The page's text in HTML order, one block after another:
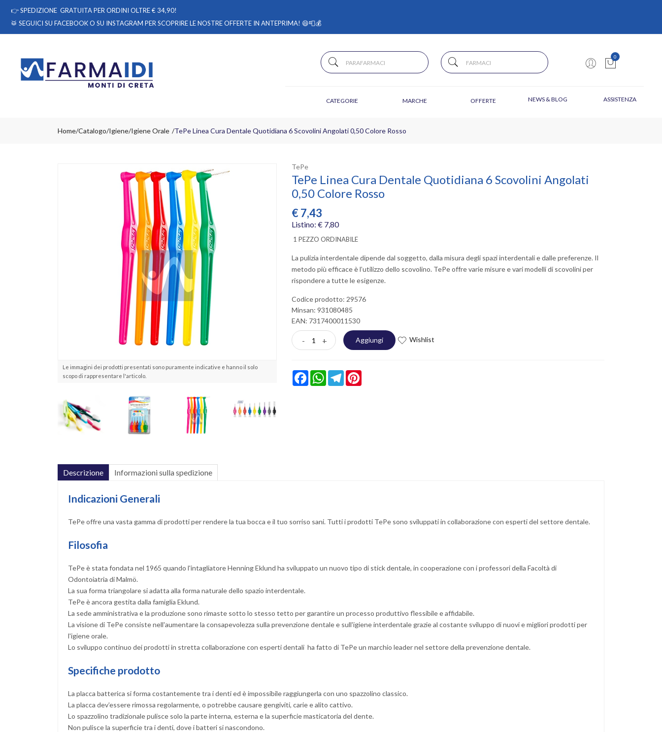
👉SPEDIZIONE GRATUITA PER ORDINI OLTRE € 34,90!
🥁 SEGUICI SU FACEBOOKO SU INSTAGRAM PER SCOPRIRE LE NOSTRE OFFERTE IN ANTEPRIMA! 😄📮💰
0
CATEGORIE MARCHE OFFERTE NEWS & BLOG ASSISTENZA
Home Catalogo/Igiene/Igiene Orale TePe Linea Cura Dentale Quotidiana 6 Scovolini Angolati 0,50 Colore Rosso
Le immagini dei prodotti presentati sono puramente indicative e hanno il solo
scopo di rappresentare l'articolo.
TePe
TePe Linea Cura Dentale Quotidiana 6 Scovolini Angolati
0,50 Colore Rosso
€7,43
Listino: € 7,80
1 PEZZO ORDINABILE
La pulizia interdentale dipende dal soggetto, dalla misura degli spazi interdentali e dalle preferenze. Il
metodo più efficace è l’utilizzo dello scovolino. TePe offre varie misure e vari modelli di scovolini per
rispondere a tutte le esigenze.
Codice prodotto: 29576
Minsan: 931080485
EAN: 7317400011530
- + Aggiungi Wishlist
FacebookWhatsAppTelegram
Descrizione Informazioni sulla spedizione
Indicazioni Generali
TePe offre una vasta gamma di prodotti per rendere la tua bocca e il tuo sorriso sani. Tutti i prodotti TePe sono sviluppati in collaborazione con esperti del settore dentale.
Filosofia
TePe è stata fondata nel 1965 quando l'intagliatore Henning Eklund ha sviluppato un nuovo tipo di stick dentale, in cooperazione con i professori della Facoltà di
Odontoiatria di Malmö.
La sua forma triangolare si adatta alla forma naturale dello spazio interdentale.
TePe è ancora gestita dalla famiglia Eklund.
La sede amministrativa e la produzione sono rimaste sotto lo stesso tetto per garantire un processo produttivo flessibile e affidabile.
La visione di TePe consiste nell'aumentare la consapevolezza sulla prevenzione dentale e sull'igiene interdentale grazie al costante sviluppo di nuovi e migliori prodotti per
l'igiene orale.
Lo sviluppo continuo dei prodotti in stretta collaborazione con esperti dentali ha fatto di TePe un marchio leader nel settore della prevenzione dentale.
Specifiche prodotto
La placca batterica si forma costantemente tra i denti ed è impossibile raggiungerla con uno spazzolino classico.
La placca dev’essere rimossa regolarmente, o potrebbe causare gengiviti, carie e alito cattivo.
Lo spazzolino tradizionale pulisce solo la parte interna, esterna e la superficie masticatoria del dente.
Non pulisce la superficie tra i denti, dove i batteri si nascondono.